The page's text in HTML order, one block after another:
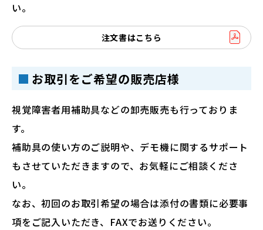
い。
注文書はこちら
お取引をご希望の販売店様
視覚障害者用補助具などの卸売販売も行っておりま
す。
補助具の使い方のご説明や、デモ機に関するサポート
もさせていただきますので、お気軽にご相談くださ
い。
なお、初回のお取引希望の場合は添付の書類に必要事
項をご記入いただき、FAXでお送りください。